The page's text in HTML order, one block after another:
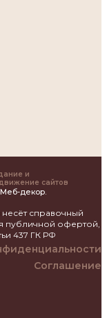
и
сайтов
декор.
справочный
публичной офертой,
437 ГК РФ
Соглашение